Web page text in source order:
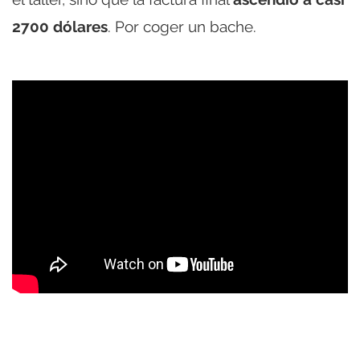
2700 dólares. Por coger un bache.